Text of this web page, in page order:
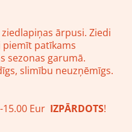
ārpusi. Ziedi
piemīt patīkams
sezonas garumā.
slimību neuzņēmīgs.
Eur IZPĀRDOTS!